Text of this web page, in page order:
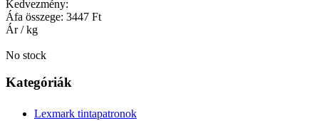
Kedvezmény:
Áfa összege: 3447 Ft
Ár / kg
No stock
Kategóriák
Lexmark tintapatronok